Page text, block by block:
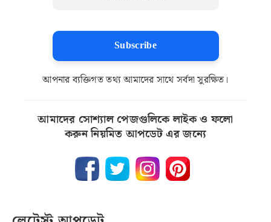
Subscribe
আপনার ব্যক্তিগত তথ্য আমাদের সাথে সর্বদা সুরক্ষিত।
আমাদের সোশ্যাল পেজগুলিকে লাইক ও ফলো
করুন নিয়মিত আপডেট এর জন্যে